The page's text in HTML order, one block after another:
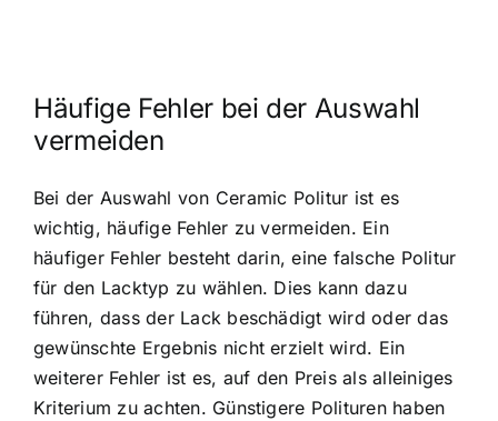
Häufige Fehler bei der Auswahl
vermeiden
Bei der Auswahl von Ceramic Politur ist es
wichtig, häufige Fehler zu vermeiden. Ein
häufiger Fehler besteht darin, eine falsche Politur
für den Lacktyp zu wählen. Dies kann dazu
führen, dass der Lack beschädigt wird oder das
gewünschte Ergebnis nicht erzielt wird. Ein
weiterer Fehler ist es, auf den Preis als alleiniges
Kriterium zu achten. Günstigere Polituren haben